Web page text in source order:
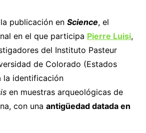
publicación en Science, el
en el que participa Pierre Luisi,
del Instituto Pasteur
de Colorado (Estados
la identificación
en muestras arqueológicas de
con una antigüedad datada en